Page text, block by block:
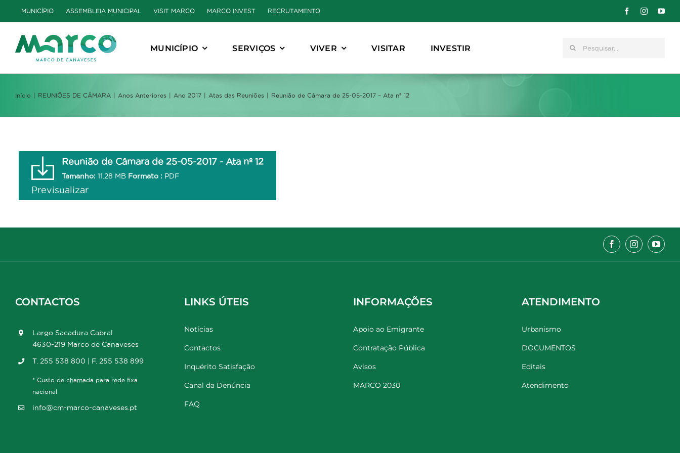
to
content
MUNICÍPIO ASSEMBLEIA MUNICIPAL VISIT MARCO MARCO INVEST RECRUTAMENTO
MUNICÍPIO SERVIÇOS VIVER VISITAR INVESTIR Pesquisar
Início REUNIÕES DE CÂMARA Anos Anteriores Ano 2017 Atas das Reuniões Reunião de Câmara de 25-05-2017 – Ata nº 12
Reunião de Câmara de 25-05-2017 - Ata nº 12
Tamanho: 11.28 MB Formato : PDF
Previsualizar
CONTACTOS
Largo Sacadura Cabral
4630-219 Marco de Canaveses
T. 255 538 800 | F. 255 538 899
* Custo de chamada para rede fixa
nacional
info@cm-marco-canaveses.pt
LINKS ÚTEIS
Notícias
Contactos
Inquérito Satisfação
Canal da Denúncia
FAQ
INFORMAÇÕES
Apoio ao Emigrante
Contratação Pública
Avisos
MARCO 2030
ATENDIMENTO
Urbanismo
DOCUMENTOS
Editais
Atendimento